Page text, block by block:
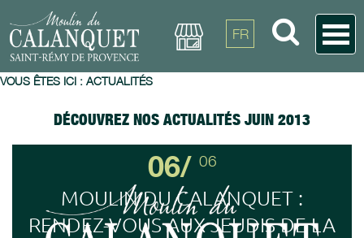
FR
VOUS ÊTES ICI : ACTUALITÉS
DÉCOUVREZ NOS ACTUALITÉS JUIN 2013
06/ 06
MOULIN DU CALANQUET :
RENDEZ-VOUS AUX JEUDIS DE LA